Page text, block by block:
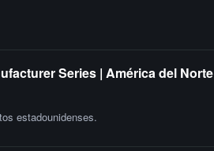
Series | América del Norte
estadounidenses.